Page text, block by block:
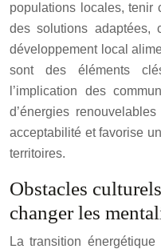
populations locales, tenir
des solutions adaptées,
développement local
sont des éléments
l’implication des
d’énergies
acceptabilité et favorise
territoires.
Obstacles
changer les
La transition